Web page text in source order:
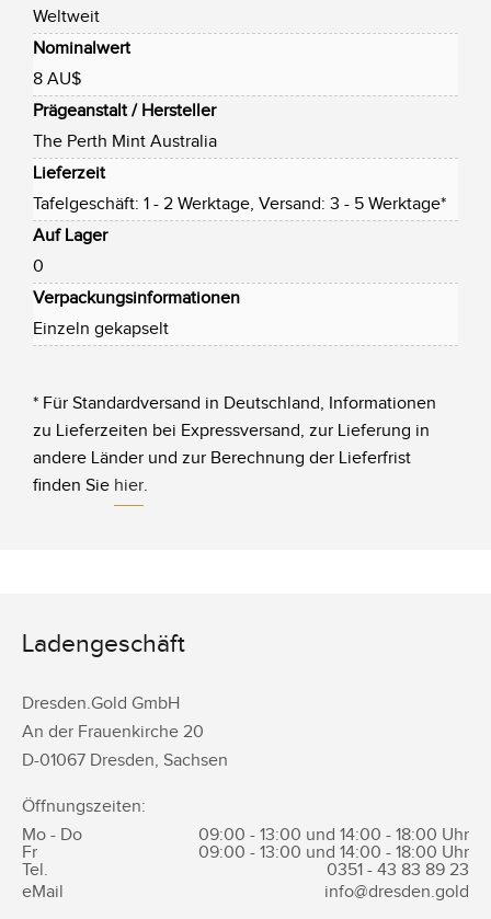
Weltweit
Nominalwert
8 AU$
Prägeanstalt / Hersteller
The Perth Mint Australia
Lieferzeit
Tafelgeschäft: 1 - 2 Werktage, Versand: 3 - 5 Werktage*
Auf Lager
0
Verpackungsinformationen
Einzeln gekapselt
* Für Standardversand in Deutschland, Informationen
zu Lieferzeiten bei Expressversand, zur Lieferung in
andere Länder und zur Berechnung der Lieferfrist
finden Sie hier.
Ladengeschäft
Dresden.Gold GmbH
An der Frauenkirche 20
D-01067 Dresden, Sachsen
Öffnungszeiten:
Mo - Do
09:00 - 13:00 und 14:00 - 18:00 Uhr
Fr
09:00 - 13:00 und 14:00 - 18:00 Uhr
Tel.
0351 - 43 83 89 23
eMail
info@dresden.gold